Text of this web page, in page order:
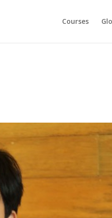
Courses